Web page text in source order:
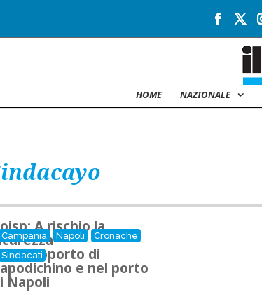
HOME NAZIONALE
Campania Napoli
Cronache
Sindacati
A rischio la
di
e nel porto
Napoli